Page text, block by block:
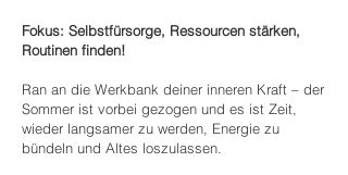
Fokus: Selbstfürsorge, Ressourcen stärken,
Routinen finden!
Ran an die Werkbank deiner inneren Kraft – der
Sommer ist vorbei gezogen und es ist Zeit,
wieder langsamer zu werden, Energie zu
bündeln und Altes loszulassen.